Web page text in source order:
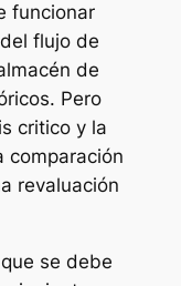
funcionar
flujo de
de
Pero
critico y la
comparación
revaluación
se debe